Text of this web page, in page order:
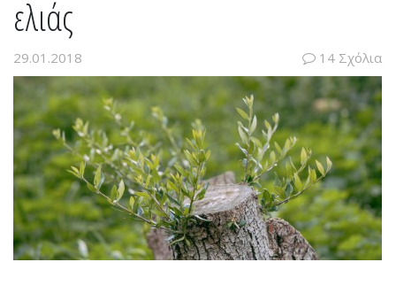
ελιάς
29.01.2018 14 Σχόλια